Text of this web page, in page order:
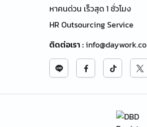
หาคนด่วน เร็วสุด 1 ชั่วโมง
HR Outsourcing Service
ติดต่อเรา:info@daywork.co